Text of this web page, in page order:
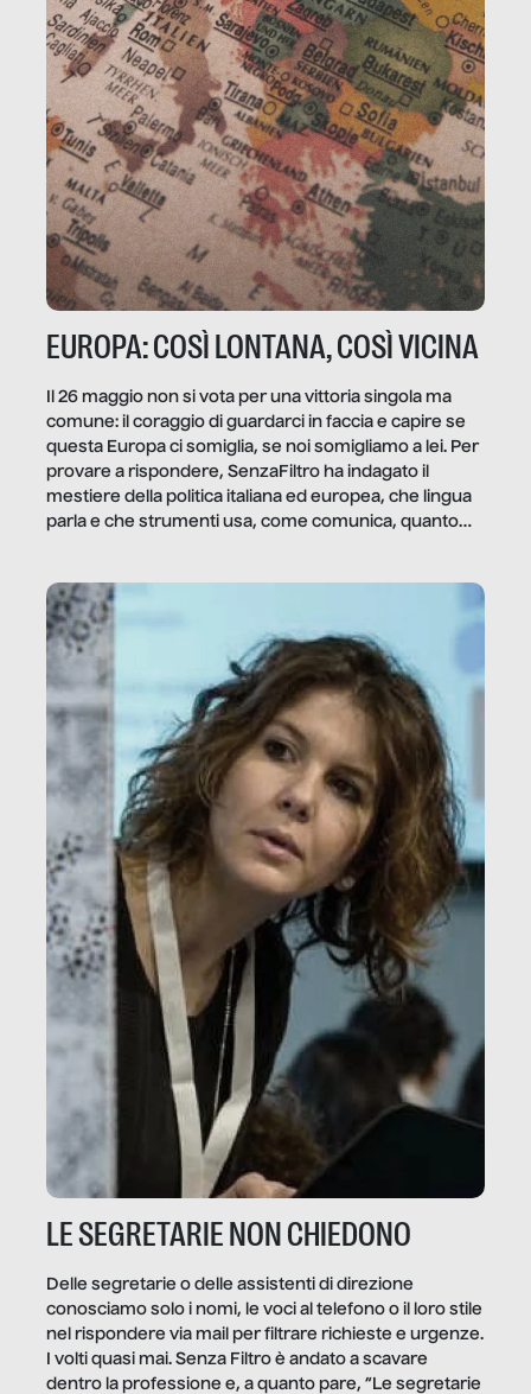
EUROPA: COSÌ LONTANA, COSÌ VICINA
Il 26 maggio non si vota per una vittoria singola ma
comune: il coraggio di guardarci in faccia e capire se
questa Europa ci somiglia, se noi somigliamo a lei. Per
provare a rispondere, SenzaFiltro ha indagato il
mestiere della politica italiana ed europea, che lingua
parla e che strumenti usa, come comunica, quanto
LE SEGRETARIE NON CHIEDONO
Delle segretarie o delle assistenti di direzione
conosciamo solo i nomi, le voci al telefono o il loro stile
nel rispondere via mail per filtrare richieste e urgenze.
I volti quasi mai. Senza Filtro è andato a scavare
dentro la professione e, a quanto pare, “Le segretarie